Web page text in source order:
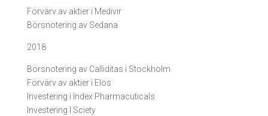
Förvärv av aktier i Medivir
Börsnotering av Sedana
2018
Börsnotering av Calliditas i Stockholm
Förvärv av aktier i Elos
Investering i Index Pharmacuticals
Investering I Sciety